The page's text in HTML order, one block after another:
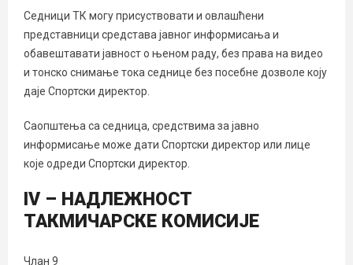
Седници ТК могу присуствовати и овлашћени
представници средстава јавног информисања и
обавештавати јавност о њеном раду, без права на видео
и тонско снимање тока седнице без посебне дозволе коју
даје Спортски директор.
Саопштења са седница, средствима за јавно
информисање може дати Спортски директор или лице
које одреди Спортски директор.
IV – НАДЛЕЖНОСТ
ТАКМИЧАРСКЕ КОМИСИЈЕ
Члан 9